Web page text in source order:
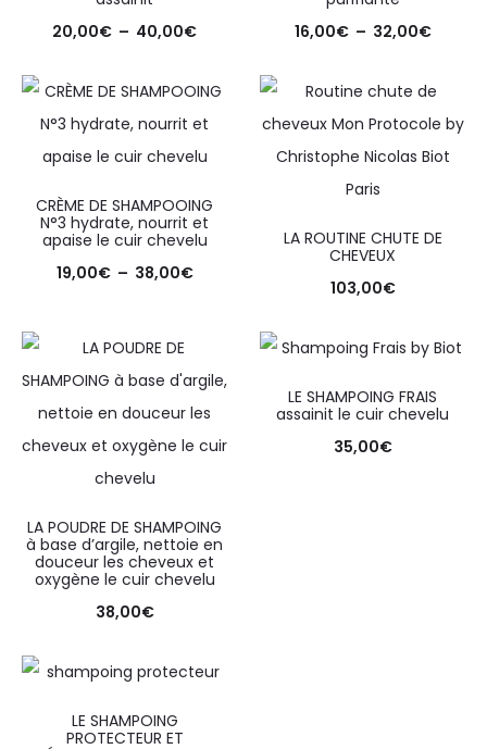
20,00€ – 40,00€
16,00€ – 32,00€
CRÈME DE SHAMPOOING
N°3 hydrate, nourrit et
apaise le cuir chevelu
19,00€ – 38,00€
LA ROUTINE CHUTE DE
CHEVEUX
103,00€
LA POUDRE DE SHAMPOING
à base d’argile, nettoie en
douceur les cheveux et
oxygène le cuir chevelu
38,00€
LE SHAMPOING FRAIS
assainit le cuir chevelu
35,00€
LE SHAMPOING
PROTECTEUR ET